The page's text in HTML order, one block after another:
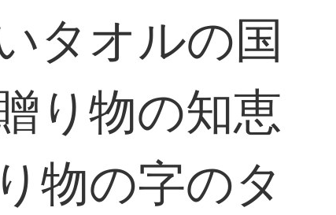
タオルの国
り物の知恵
物の字のタ